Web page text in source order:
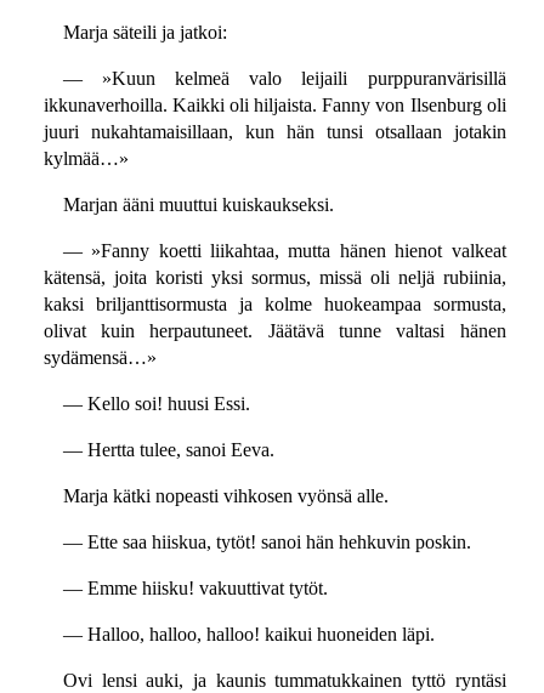
Marja säteili ja jatkoi:
— »Kuun kelmeä valo leijaili purppuranvärisillä
ikkunaverhoilla. Kaikki oli hiljaista. Fanny von Ilsenburg oli
juuri nukahtamaisillaan, kun hän tunsi otsallaan jotakin
kylmää…»
Marjan ääni muuttui kuiskaukseksi.
— »Fanny koetti liikahtaa, mutta hänen hienot valkeat
kätensä, joita koristi yksi sormus, missä oli neljä rubiinia,
kaksi briljanttisormusta ja kolme huokeampaa sormusta,
olivat kuin herpautuneet. Jäätävä tunne valtasi hänen
sydämensä…»
— Kello soi! huusi Essi.
— Hertta tulee, sanoi Eeva.
Marja kätki nopeasti vihkosen vyönsä alle.
— Ette saa hiiskua, tytöt! sanoi hän hehkuvin poskin.
— Emme hiisku! vakuuttivat tytöt.
— Halloo, halloo, halloo! kaikui huoneiden läpi.
Ovi lensi auki, ja kaunis tummatukkainen tyttö ryntäsi